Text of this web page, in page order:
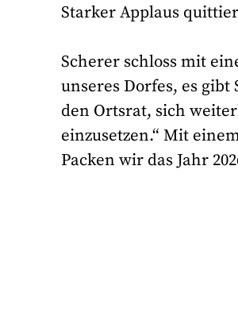
Starker Applaus
Scherer schloss mit
unseres Dorfes, es
den Ortsrat, sich
einzusetzen.“ Mit
Packen wir das Jahr